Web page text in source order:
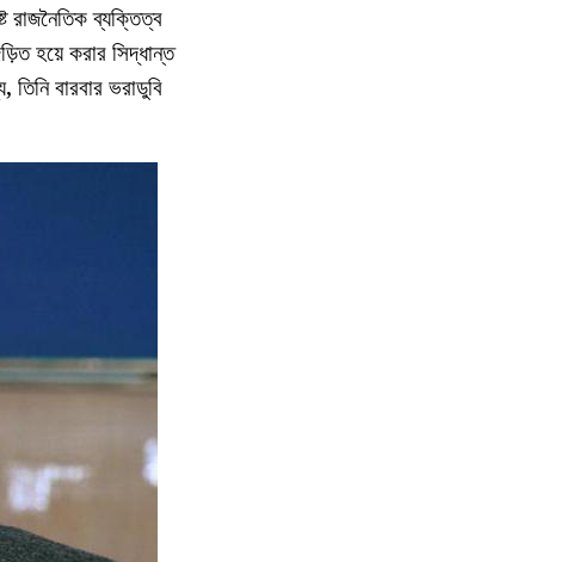
রাজনৈতিক ব্যক্তিত্ব
হয়ে করার সিদ্ধান্ত
বারবার ভরাডুবি